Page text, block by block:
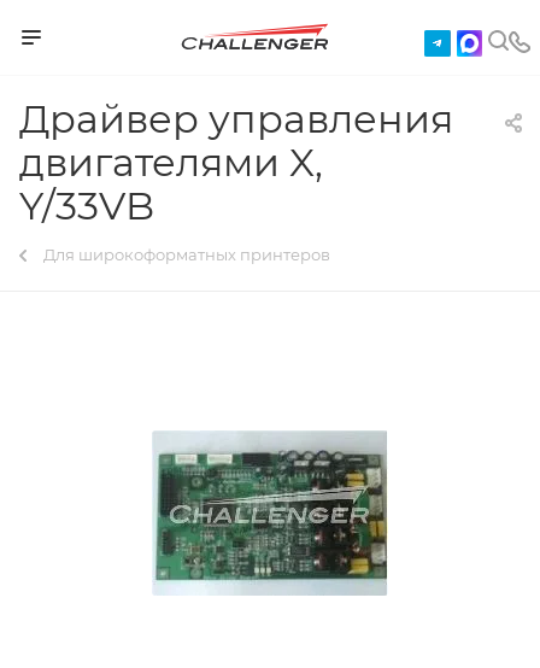
Драйвер управления
двигателями X,
Y/33VB
Для широкоформатных принтеров